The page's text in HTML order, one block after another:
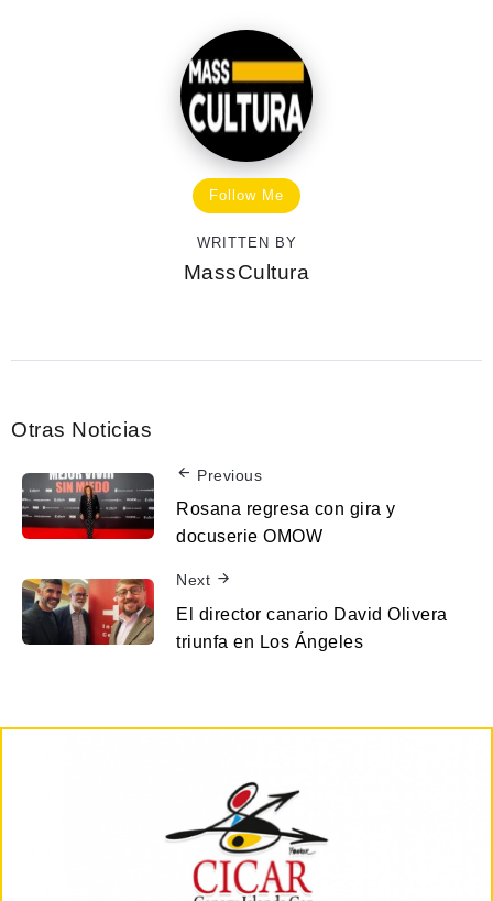
Follow Me
WRITTEN BY
MassCultura
Otras Noticias
Previous
Rosana regresa con gira y
docuserie OMOW
Next
El director canario David Olivera
triunfa en Los Ángeles